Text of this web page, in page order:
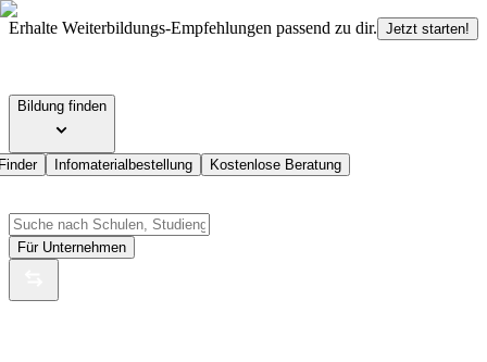
Erhalte Weiterbildungs-Empfehlungen passend zu dir. Jetzt starten!
Bildung finden
Infomaterialbestellung Kostenlose Beratung
Für Unternehmen